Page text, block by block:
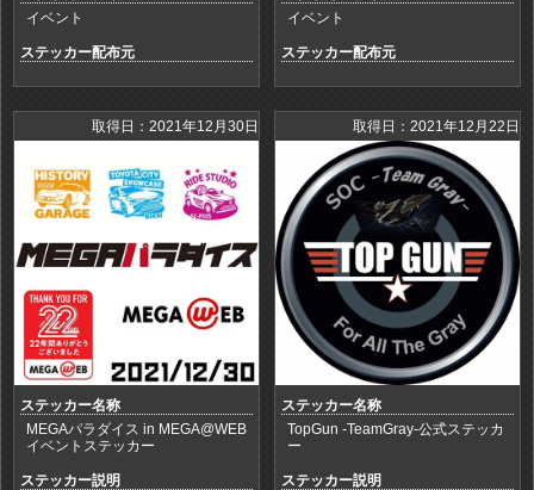
イベント
ステッカー配布元
イベント
ステッカー配布元
取得日：2021年12月30日
ステッカー名称
MEGAパラダイス in MEGA@WEB
イベントステッカー
ステッカー説明
取得日：2021年12月22日
ステッカー名称
TopGun -TeamGray-公式ステッカ
ー
ステッカー説明